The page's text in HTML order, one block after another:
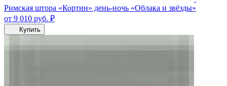
Римская штора «Кортин» день-ночь «Облака и звёзды»
от 9 010 руб. ₽
Купить